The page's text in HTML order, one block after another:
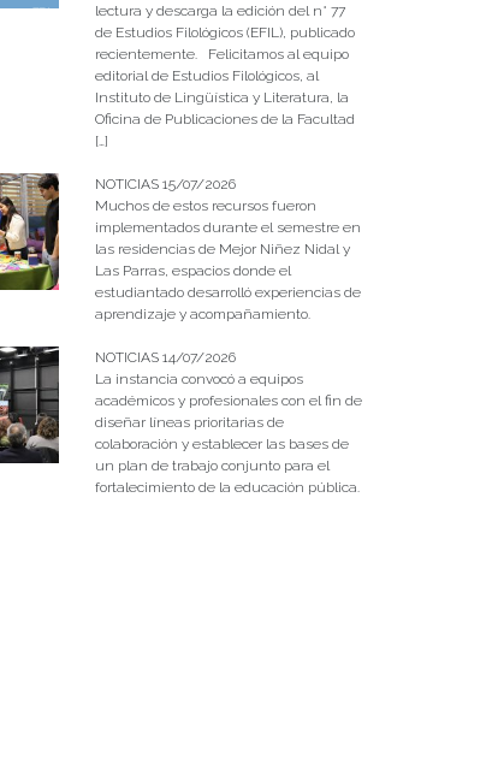
lectura y descarga la edición del n° 77
de Estudios Filológicos (EFIL), publicado
recientemente. Felicitamos al equipo
editorial de Estudios Filológicos, al
Instituto de Lingüística y Literatura, la
Oficina de Publicaciones de la Facultad
[…]
NOTICIAS 15/07/2026
Muchos de estos recursos fueron
implementados durante el semestre en
las residencias de Mejor Niñez Nidal y
Las Parras, espacios donde el
estudiantado desarrolló experiencias de
aprendizaje y acompañamiento.
NOTICIAS 14/07/2026
La instancia convocó a equipos
académicos y profesionales con el fin de
diseñar líneas prioritarias de
colaboración y establecer las bases de
un plan de trabajo conjunto para el
fortalecimiento de la educación pública.